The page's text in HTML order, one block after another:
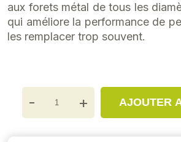
aux forets métal de tous les
qui améliore la performance de
les remplacer trop souvent.
- + AJOUTER